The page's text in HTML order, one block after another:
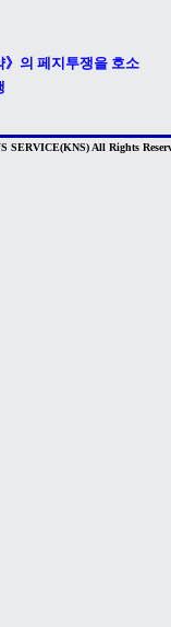
》의 페지투쟁을 호소
SERVICE(KNS) All Rights